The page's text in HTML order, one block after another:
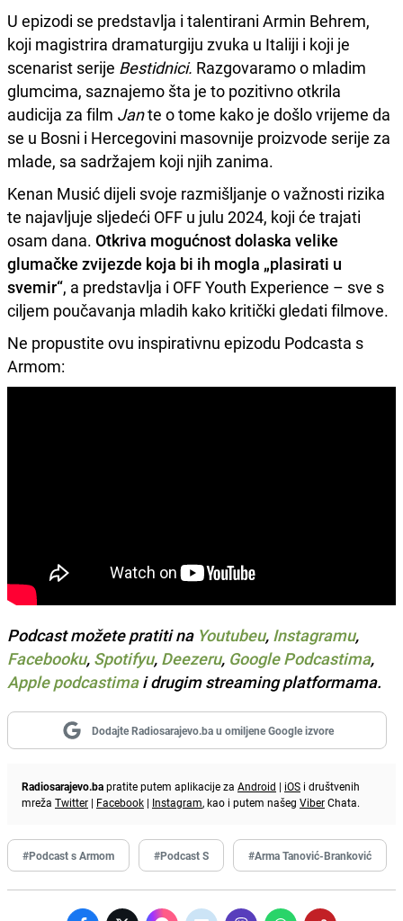
U epizodi se predstavlja i talentirani Armin Behrem,
koji magistrira dramaturgiju zvuka u Italiji i koji je
scenarist serije Bestidnici. Razgovaramo o mladim
glumcima, saznajemo šta je to pozitivno otkrila
audicija za film Jante o tome kako je došlo vrijeme da
se u Bosni i Hercegovini masovnije proizvode serije za
mlade, sa sadržajem koji njih zanima.
Kenan Musić dijeli svoje razmišljanje o važnosti rizika
te najavljuje sljedeći OFF u julu 2024, koji će trajati
osam dana. Otkriva mogućnost dolaska velike
glumačke zvijezde koja bi ih mogla „plasirati u
svemir“, a predstavlja i OFF Youth Experience – sve s
ciljem poučavanja mladih kako kritički gledati filmove.
Ne propustite ovu inspirativnu epizodu Podcasta s
Armom:
Podcast možete pratiti na Youtubeu, Instagramu,
Facebooku, Spotifyu, Deezeru, Google Podcastima,
Apple podcastimai drugim streaming platformama.
Dodajte Radiosarajevo.ba u omiljene Google izvore
Radiosarajevo.bapratite putem aplikacije za Android | iOS i društvenih
mreža Twitter | Facebook | Instagram, kao i putem našeg ViberChata.
#Podcast s Armom #Podcast S #Arma Tanović-Branković